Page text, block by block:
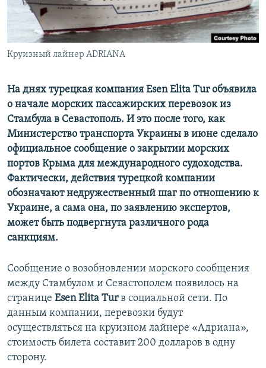
ПОБЕДИТЕЛЕЙ НЕ СУДЯТ?
КРЫМ.НЕПОКОРЕННЫЙ
ELIFBE
ПРИСОЕДИНЯЙТЕСЬ!
Все сайты RFE/RL
Круизный лайнер ADRIANА
На днях турецкая компания Esen Elita Tur объявила
о начале морских пассажирских перевозок из
Стамбула в Севастополь. И это после того, как
Министерство транспорта Украины в июне сделало
официальное сообщение о закрытии морских
портов Крыма для международного судоходства.
Фактически, действия турецкой компании
обозначают недружественный шаг по отношению к
Украине, а сама она, по заявлению экспертов,
может быть подвергнута различного рода
санкциям.
Сообщение о возобновлении морского сообщения
между Стамбулом и Севастополем появилось на
странице Esen Elita Turв социальной сети. По
данным компании, перевозки будут
осуществляться на круизном лайнере «Адриана»,
стоимость билета составит 200 долларов в одну
сторону.